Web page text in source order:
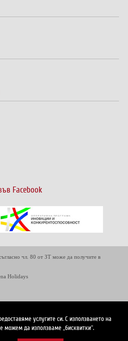
Facebook
чл. 80 от ЗТ може да получите в
Holidays
услугите си. С използването на
можем да използваме „бисквитки“.